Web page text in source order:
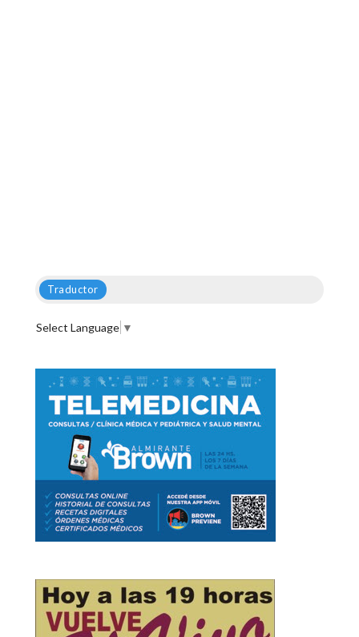
Traductor
Select Language ▼